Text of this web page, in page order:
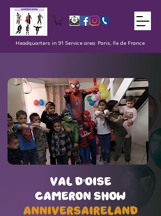
Headquarters in 91 Service area: Paris, Ile de France
val d'oise
Cameron Show
AnniversaireLand
val d'oise
Cameron Show
AnniversaireLand